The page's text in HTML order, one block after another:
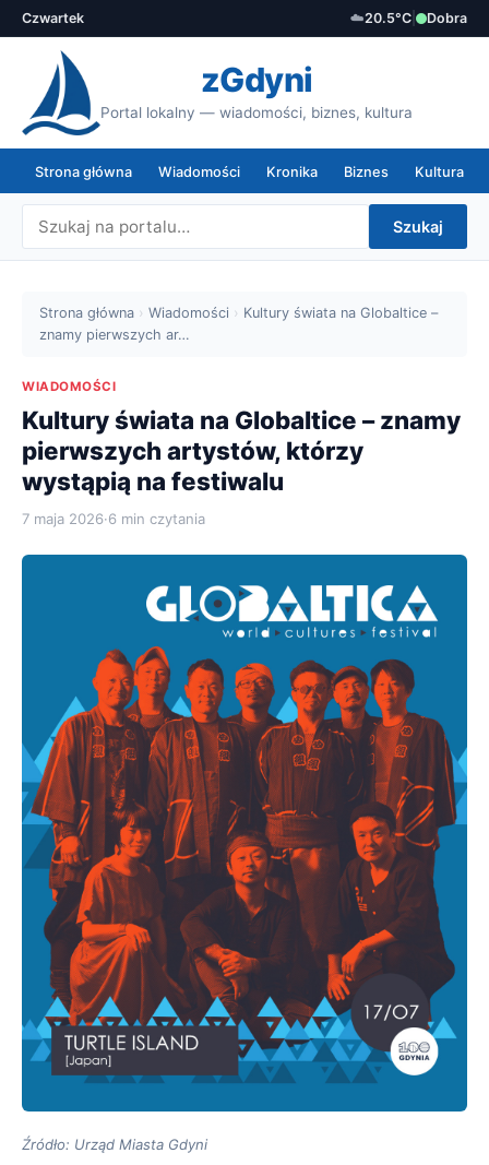
Czwartek ☁️20.5°C Dobra
zGdyni
Portal lokalny — wiadomości, biznes, kultura
Strona główna Wiadomości Kronika Biznes Kultura
Szukaj
Strona główna › Wiadomości › Kultury świata na Globaltice –
znamy pierwszych ar…
WIADOMOŚCI
Kultury świata na Globaltice – znamy
pierwszych artystów, którzy
wystąpią na festiwalu
7 maja 2026·6 min czytania
Źródło: Urząd Miasta Gdyni